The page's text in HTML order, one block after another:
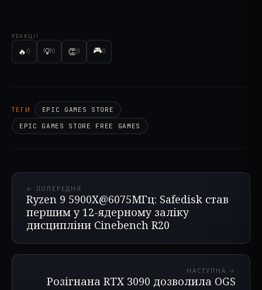
РЕАКЦІЇ
🔥 0 💡0 👏0 🎮0
ТЕГИ
EPIC GAMES STORE
EPIC GAMES STORE FREE GAMES
← ПОПЕРЕДНЯ
Ryzen 9 5900X@6075МГц: Safedisk став
першим у 12-ядерному заліку
дисципліни Cinebench R20
НАСТУПНА →
Розігнана RTX 3090 дозволила OGS